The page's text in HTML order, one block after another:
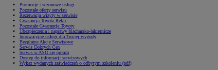
Promocje i sezonowe usługi
Pozostałe oferty serwisu
Rezerwacja wizyty w serwisie
Gwarancja Toyota Relax
Pozostałe Gwarancje Toyoty
Ubezpieczenia i naprawy blacharsko-lakiernicze
Innowacyjne usługi dla Twojej wygody
Bezpłatne Akcje Serwisowe
Serwis Dobrych Cen
Serwis w ASO się opłaca
Dostęp do informacji serwisowych
Wykaz wydanych zaświadczeń o odbytym szkoleniu (pdf)